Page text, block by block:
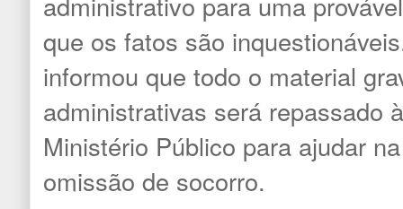
que os fatos são
informou que todo o material
administrativas será repassado
Ministério Público para ajudar
omissão de socorro.